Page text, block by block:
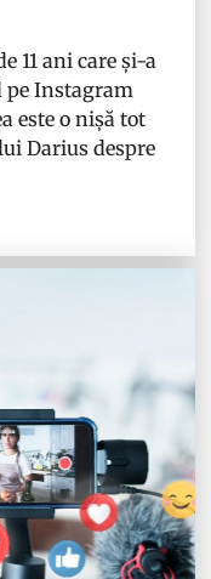
11 ani care și-a
pe Instagram
este o nișă tot
Darius despre